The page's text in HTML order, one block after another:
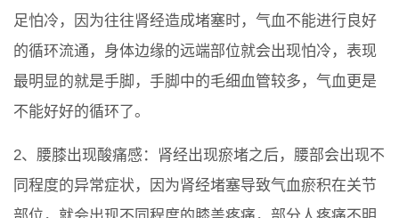
足怕冷，因为往往肾经造成堵塞时，气血不能进行良好
的循环流通，身体边缘的远端部位就会出现怕冷，表现
最明显的就是手脚，手脚中的毛细血管较多，气血更是
不能好好的循环了。
2、腰膝出现酸痛感：肾经出现瘀堵之后，腰部会出现不
同程度的异常症状，因为肾经堵塞导致气血瘀积在关节